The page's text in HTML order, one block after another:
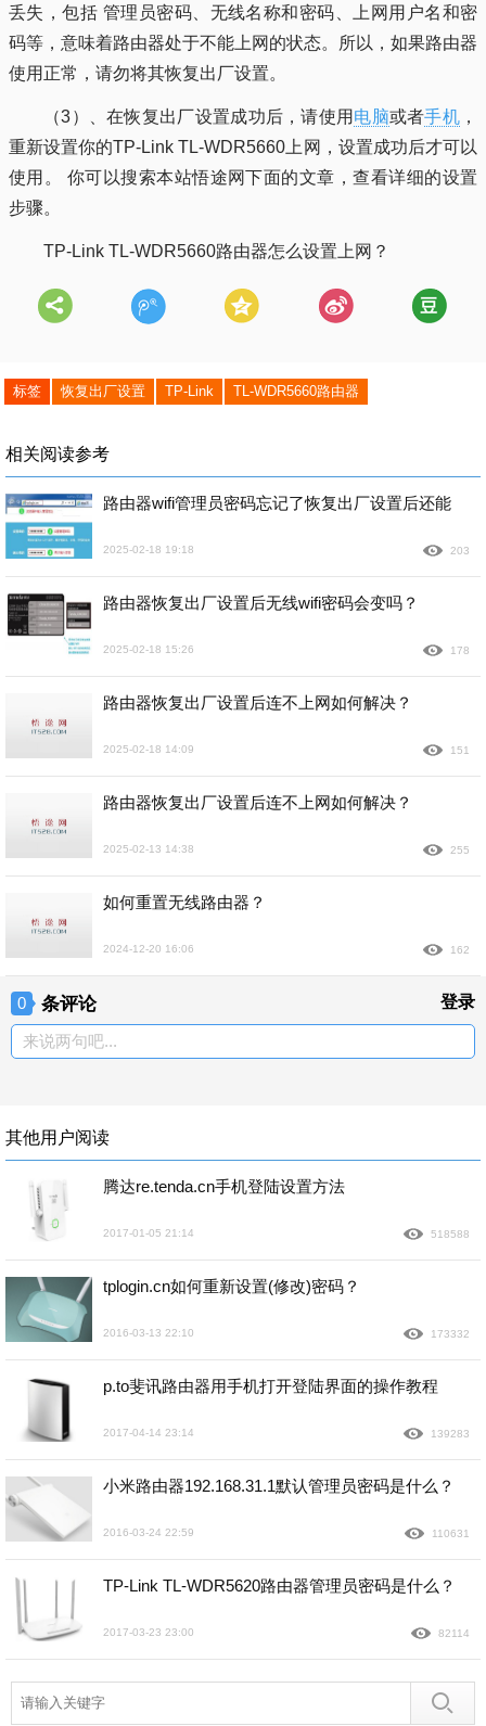
丢失，包括 管理员密码、无线名称和密码、上网用户名和密
码等，意味着路由器处于不能上网的状态。所以，如果路由器
使用正常，请勿将其恢复出厂设置。
（3）、在恢复出厂设置成功后，请使用 电脑或者手机 ，
重新设置你的TP-Link TL-WDR5660上网，设置成功后才可以
使用。 你可以搜索本站悟途网下面的文章，查看详细的设置
步骤。
TP-Link TL-WDR5660路由器怎么设置上网？
标签 恢复出厂设置 TP-Link TL-WDR5660路由器
相关阅读参考
路由器wifi管理员密码忘记了恢复出厂设置后还能
2025-02-18 19:18 203
路由器恢复出厂设置后无线wifi密码会变吗？
2025-02-18 15:26 178
路由器恢复出厂设置后连不上网如何解决？
2025-02-18 14:09 151
路由器恢复出厂设置后连不上网如何解决？
2025-02-13 14:38 255
如何重置无线路由器？
2024-12-20 16:06 162
0 条评论 登录
来说两句吧...
其他用户阅读
腾达re.tenda.cn手机登陆设置方法
2017-01-05 21:14 518588
tplogin.cn如何重新设置(修改)密码？
2016-03-13 22:10 173332
p.to斐讯路由器用手机打开登陆界面的操作教程
2017-04-14 23:14 139283
小米路由器192.168.31.1默认管理员密码是什么？
2016-03-24 22:59 110631
TP-Link TL-WDR5620路由器管理员密码是什么？
2017-03-23 23:00 82114